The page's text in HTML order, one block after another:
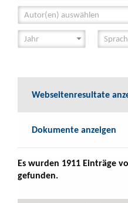
Autor(en) auswählen
Webseitenresultate
Dokumente anzeigen
Es wurden 1911 Einträge
gefunden.